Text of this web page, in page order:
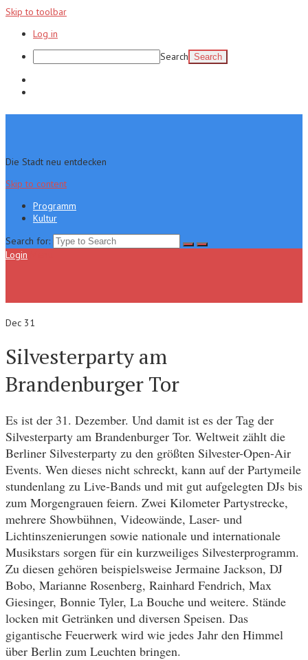
Skip to toolbar
Log in
Search
Die Stadt neu entdecken
Skip to content
Programm
Kultur
Search for:
Login
Dec 31
Silvesterparty am
Brandenburger Tor
Es ist der 31. Dezember. Und damit ist es der Tag der
Silvesterparty am Brandenburger Tor. Weltweit zählt die
Berliner Silvesterparty zu den größten Silvester-Open-Air
Events. Wen dieses nicht schreckt, kann auf der Partymeile
stundenlang zu Live-Bands und mit gut aufgelegten DJs bis
zum Morgengrauen feiern. Zwei Kilometer Partystrecke,
mehrere Showbühnen, Videowände, Laser- und
Lichtinszenierungen sowie nationale und internationale
Musikstars sorgen für ein kurzweiliges Silvesterprogramm.
Zu diesen gehören beispielsweise Jermaine Jackson, DJ
Bobo, Marianne Rosenberg, Rainhard Fendrich, Max
Giesinger, Bonnie Tyler, La Bouche und weitere. Stände
locken mit Getränken und diversen Speisen. Das
gigantische Feuerwerk wird wie jedes Jahr den Himmel
über Berlin zum Leuchten bringen.